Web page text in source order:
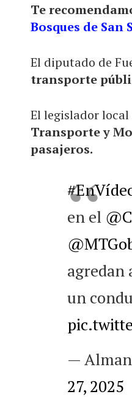
Te
Bosques de San
El diputado de
transporte
El legislador
Transporte y
pasajeros.
en el
agredan
un
—
27, 2025